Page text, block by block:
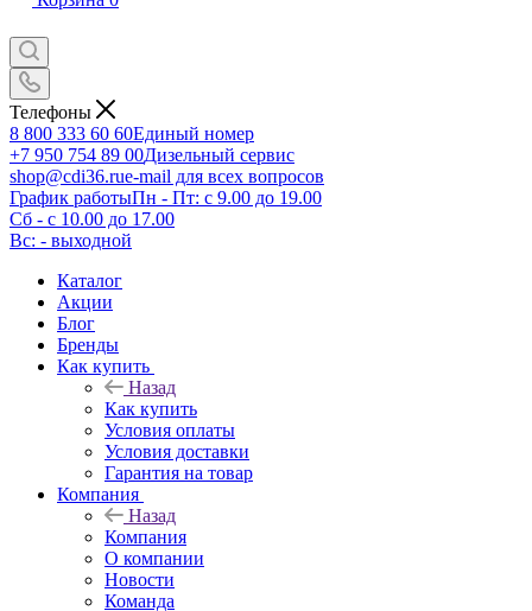
Телефоны
8 800 333 60 60Единый номер
+7 950 754 89 00Дизельный сервис
shop@cdi36.rue-mail для всех вопросов
График работыПн - Пт: с 9.00 до 19.00
Сб - с 10.00 до 17.00
Вс: - выходной
Каталог
Акции
Блог
Бренды
Как купить
Назад
Как купить
Условия оплаты
Условия доставки
Гарантия на товар
Компания
Назад
Компания
О компании
Новости
Команда